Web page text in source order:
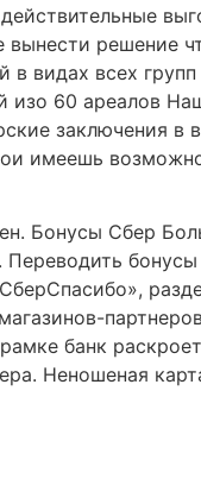
решение
видах всех
изо 60 ареалов
заключения в
имеешь
Бонусы Сбер
Переводить
банк
Неношеная